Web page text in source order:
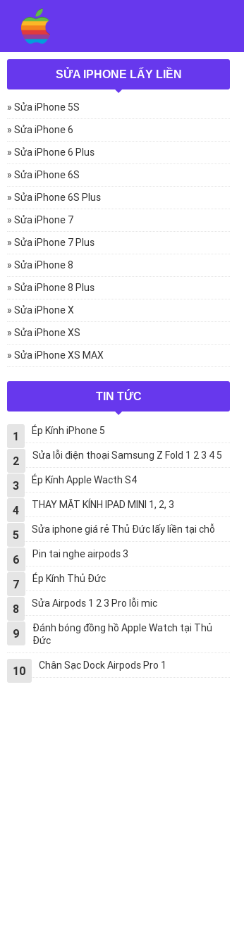
SỬA IPHONE LẤY LIỀN
» Sửa iPhone 5S
» Sửa iPhone 6
» Sửa iPhone 6 Plus
» Sửa iPhone 6S
» Sửa iPhone 6S Plus
» Sửa iPhone 7
» Sửa iPhone 7 Plus
» Sửa iPhone 8
» Sửa iPhone 8 Plus
» Sửa iPhone X
» Sửa iPhone XS
» Sửa iPhone XS MAX
TIN TỨC
1 Ép Kính iPhone 5
2 Sửa lỗi điện thoại Samsung Z Fold 1 2 3 4 5
3 Ép Kính Apple Wacth S4
4 THAY MẶT KÍNH IPAD MINI 1, 2, 3
5 Sửa iphone giá rẻ Thủ Đức lấy liền tại chỗ
6 Pin tai nghe airpods 3
7 Ép Kính Thủ Đức
8 Sửa Airpods 1 2 3 Pro lỗi mic
9
Đánh bóng đồng hồ Apple Watch tại Thủ
Đức
10 Chân Sạc Dock Airpods Pro 1